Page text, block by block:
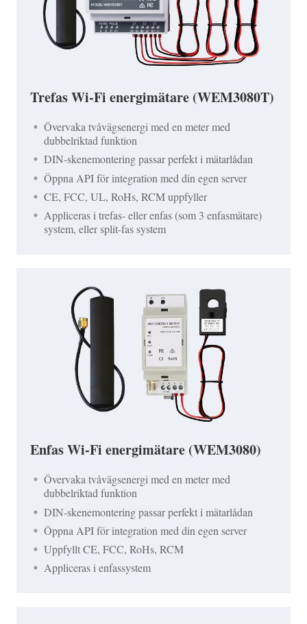
Trefas Wi-Fi energimätare (WEM3080T)
Övervaka tvåvägsenergi med en meter med
dubbelriktad funktion
DIN-skenemontering passar perfekt i mätarlådan
Öppna API för integration med din egen server
CE, FCC, UL, RoHs, RCM uppfyller
Appliceras i trefas- eller enfas (som 3 enfasmätare)
system, eller split-fas system
Enfas Wi-Fi energimätare (WEM3080)
Övervaka tvåvägsenergi med en meter med
dubbelriktad funktion
DIN-skenemontering passar perfekt i mätarlådan
Öppna API för integration med din egen server
Uppfyllt CE, FCC, RoHs, RCM
Appliceras i enfassystem